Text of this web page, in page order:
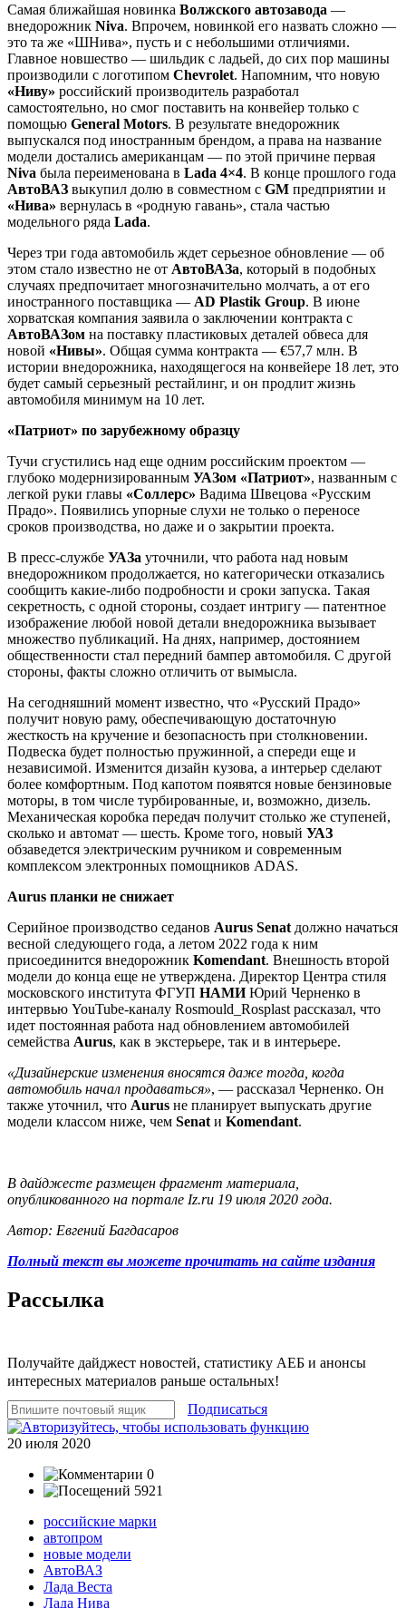
Самая ближайшая новинка Волжского автозавода —
внедорожник Niva. Впрочем, новинкой его назвать сложно —
это та же «ШНива», пусть и с небольшими отличиями.
Главное новшество — шильдик с ладьей, до сих пор машины
производили с логотипом Chevrolet. Напомним, что новую
«Ниву» российский производитель разработал
самостоятельно, но смог поставить на конвейер только с
помощью General Motors. В результате внедорожник
выпускался под иностранным брендом, а права на название
модели достались американцам — по этой причине первая
Niva была переименована в Lada 4×4. В конце прошлого года
АвтоВАЗ выкупил долю в совместном с GM предприятии и
«Нива» вернулась в «родную гавань», стала частью
модельного ряда Lada.
Через три года автомобиль ждет серьезное обновление — об
этом стало известно не от АвтоВАЗа, который в подобных
случаях предпочитает многозначительно молчать, а от его
иностранного поставщика — AD Plastik Group. В июне
хорватская компания заявила о заключении контракта с
АвтоВАЗом на поставку пластиковых деталей обвеса для
новой «Нивы». Общая сумма контракта — €57,7 млн. В
истории внедорожника, находящегося на конвейере 18 лет, это
будет самый серьезный рестайлинг, и он продлит жизнь
автомобиля минимум на 10 лет.
«Патриот» по зарубежному образцу
Тучи сгустились над еще одним российским проектом —
глубоко модернизированным УАЗом «Патриот», названным с
легкой руки главы «Соллерс» Вадима Швецова «Русским
Прадо». Появились упорные слухи не только о переносе
сроков производства, но даже и о закрытии проекта.
В пресс-службе УАЗа уточнили, что работа над новым
внедорожником продолжается, но категорически отказались
сообщить какие-либо подробности и сроки запуска. Такая
секретность, с одной стороны, создает интригу — патентное
изображение любой новой детали внедорожника вызывает
множество публикаций. На днях, например, достоянием
общественности стал передний бампер автомобиля. С другой
стороны, факты сложно отличить от вымысла.
На сегодняшний момент известно, что «Русский Прадо»
получит новую раму, обеспечивающую достаточную
жесткость на кручение и безопасность при столкновении.
Подвеска будет полностью пружинной, а спереди еще и
независимой. Изменится дизайн кузова, а интерьер сделают
более комфортным. Под капотом появятся новые бензиновые
моторы, в том числе турбированные, и, возможно, дизель.
Механическая коробка передач получит столько же ступеней,
сколько и автомат — шесть. Кроме того, новый УАЗ
обзаведется электрическим ручником и современным
комплексом электронных помощников ADAS.
Aurus планки не снижает
Серийное производство седанов Aurus Senat должно начаться
весной следующего года, а летом 2022 года к ним
присоединится внедорожник Komendant. Внешность второй
модели до конца еще не утверждена. Директор Центра стиля
московского института ФГУП НАМИЮрий Черненко в
интервью YouTube-каналу Rosmould_Rosplast рассказал, что
идет постоянная работа над обновлением автомобилей
семейства Aurus, как в экстерьере, так и в интерьере.
«Дизайнерские изменения вносятся даже тогда, когда
автомобиль начал продаваться», — рассказал Черненко. Он
также уточнил, что Aurus не планирует выпускать другие
модели классом ниже, чем Senat и Komendant.
В дайджесте размещен фрагмент материала,
опубликованного на портале Iz.ru 19 июля 2020 года.
Автор: Евгений Багдасаров
Полный текст вы можете прочитать на сайте издания
Рассылка
Получайте дайджест новостей, статистику АЕБ и анонсы
интересных материалов раньше остальных!
Подписаться
20 июля 2020
0
5921
российские марки
автопром
новые модели
АвтоВАЗ
Лада Веста
Лада Нива